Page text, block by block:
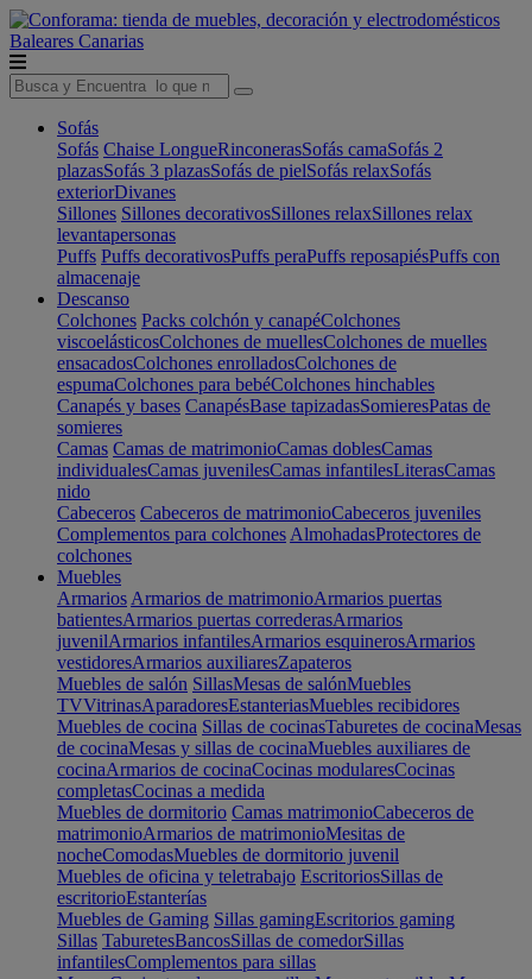
Baleares Canarias
Sofás
Sofás Chaise LongueRinconerasSofás camaSofás 2
plazasSofás 3 plazasSofás de pielSofás relaxSofás
exteriorDivanes
Sillones Sillones decorativosSillones relaxSillones relax
levantapersonas
Puffs Puffs decorativosPuffs peraPuffs reposapiésPuffs con
almacenaje
Descanso
Colchones Packs colchón y canapéColchones
viscoelásticosColchones de muellesColchones de muelles
ensacadosColchones enrolladosColchones de
espumaColchones para bebéColchones hinchables
Canapés y bases CanapésBase tapizadasSomieresPatas de
somieres
Camas Camas de matrimonioCamas doblesCamas
individualesCamas juvenilesCamas infantilesLiterasCamas
nido
Cabeceros Cabeceros de matrimonioCabeceros juveniles
Complementos para colchones AlmohadasProtectores de
colchones
Muebles
Armarios Armarios de matrimonioArmarios puertas
batientesArmarios puertas correderasArmarios
juvenilArmarios infantilesArmarios esquinerosArmarios
vestidoresArmarios auxiliaresZapateros
Muebles de salón SillasMesas de salónMuebles
TVVitrinasAparadoresEstanteriasMuebles recibidores
Muebles de cocina Sillas de cocinasTaburetes de cocinaMesas
de cocinaMesas y sillas de cocinaMuebles auxiliares de
cocinaArmarios de cocinaCocinas modularesCocinas
completasCocinas a medida
Muebles de dormitorio Camas matrimonioCabeceros de
matrimonioArmarios de matrimonioMesitas de
nocheComodasMuebles de dormitorio juvenil
Muebles de oficina y teletrabajo EscritoriosSillas de
escritorioEstanterías
Muebles de Gaming Sillas gamingEscritorios gaming
Sillas TaburetesBancosSillas de comedorSillas
infantilesComplementos para sillas